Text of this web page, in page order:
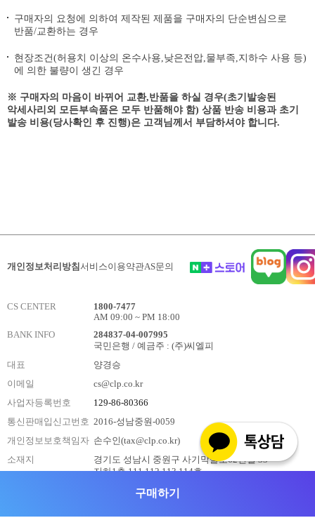
구매자의 요청에 의하여 제작된 제품을 구매자의 단순변심으로
반품/교환하는 경우
현장조건(허용치 이상의 온수사용,낮은전압,물부족,지하수 사용 등)
에 의한 불량이 생긴 경우
※ 구매자의 마음이 바뀌어 교환,반품을 하실 경우(초기발송된
악세사리외 모든부속품은 모두 반품해야 함) 상품 반송 비용과 초기
발송 비용(당사확인 후 진행)은 고객님께서 부담하셔야 합니다.
구매하기
개인정보처리방침서비스이용약관AS문의
CS CENTER
1800-7477
AM 09:00 ~ PM 18:00
BANK INFO
284837-04-007995
국민은행 / 예금주 : (주)씨엘피
대표
양경승
이메일
cs@clp.co.kr
사업자등록번호
129-86-80366
통신판매입신고번호 2016-성남중원-0059
개인정보보호책임자 손수인(tax@clp.co.kr)
소재지
경기도 성남시 중원구 사기막골로62번길 33
지하1층 111,112,113,114호